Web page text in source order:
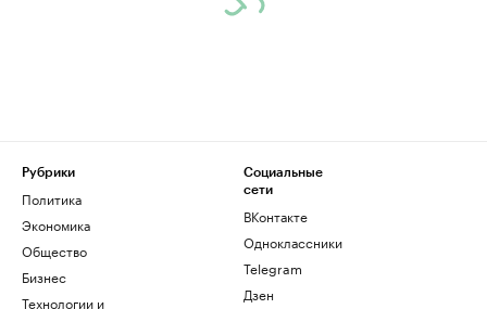
Рубрики
Политика
Экономика
Общество
Бизнес
Технологии и
Социальные
сети
ВКонтакте
Одноклассники
Telegram
Дзен